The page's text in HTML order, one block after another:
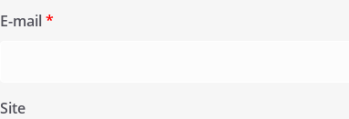
E-mail*
Site